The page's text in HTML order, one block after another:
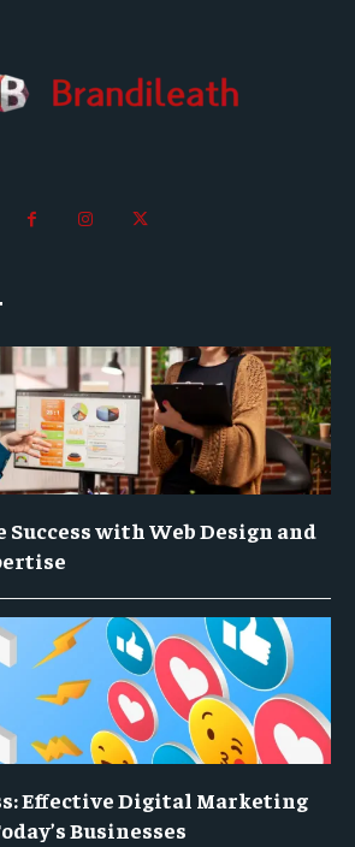
with Web Design and
Effective Digital Marketing
Businesses